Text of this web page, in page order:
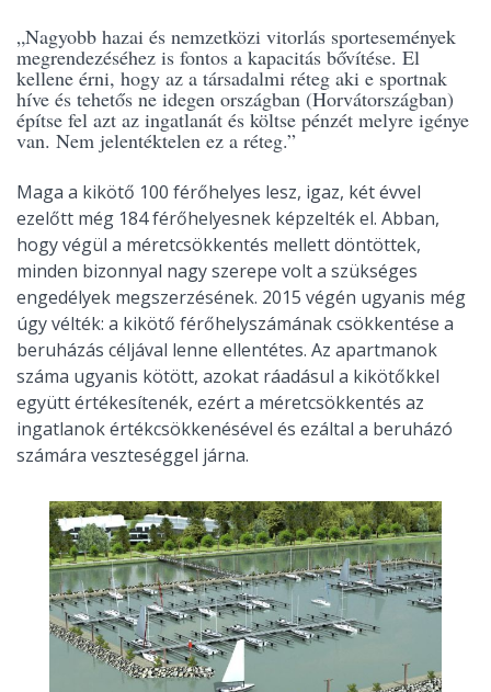
„Nagyobb hazai és nemzetközi vitorlás sportesemények
megrendezéséhez is fontos a kapacitás bővítése. El
kellene érni, hogy az a társadalmi réteg aki e sportnak
híve és tehetős ne idegen országban (Horvátországban)
építse fel azt az ingatlanát és költse pénzét melyre igénye
van. Nem jelentéktelen ez a réteg.”
Maga a kikötő 100 férőhelyes lesz, igaz, két évvel
ezelőtt még 184 férőhelyesnek képzelték el. Abban,
hogy végül a méretcsökkentés mellett döntöttek,
minden bizonnyal nagy szerepe volt a szükséges
engedélyek megszerzésének. 2015 végén ugyanis még
úgy vélték: a kikötő férőhelyszámának csökkentése a
beruházás céljával lenne ellentétes. Az apartmanok
száma ugyanis kötött, azokat ráadásul a kikötőkkel
együtt értékesítenék, ezért a méretcsökkentés az
ingatlanok értékcsökkenésével és ezáltal a beruházó
számára veszteséggel járna.